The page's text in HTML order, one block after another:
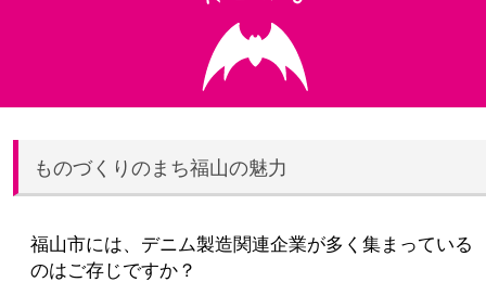
ものづくりのまち福山の魅力
福山市には、デニム製造関連企業が多く集まっている
のはご存じですか？